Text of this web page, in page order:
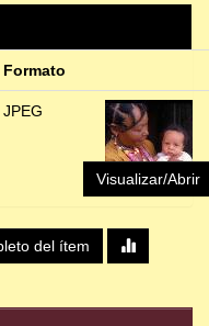
Formato
JPEG
Visualizar/Abrir
del ítem